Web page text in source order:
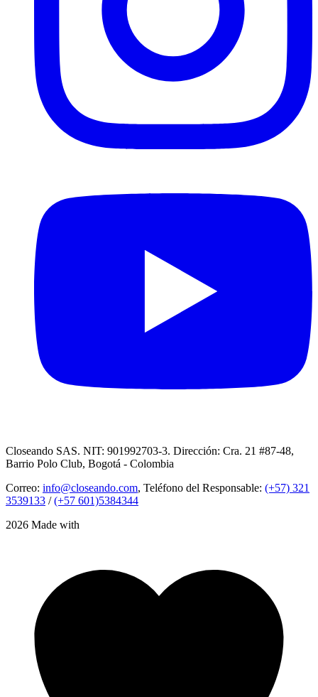
Closeando SAS. NIT: 901992703-3. Dirección: Cra. 21 #87-48,
Barrio Polo Club, Bogotá - Colombia
Correo: info@closeando.com, Teléfono del Responsable: (+57) 321
3539133 /(+57 601)5384344
2026 Made with